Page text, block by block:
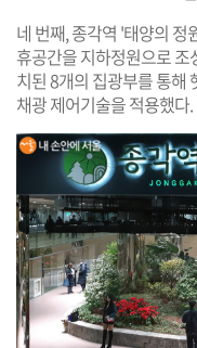
네 번째, 종각역 '태양의 정
휴공간을 지하정원으로 조
치된 8개의 집광부를 통해
채광 제어기술을 적용했다.